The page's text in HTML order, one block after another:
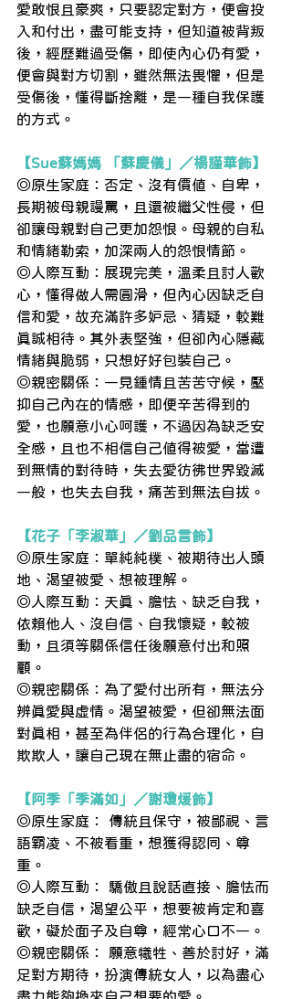
愛敢恨且豪爽，只要認定對方，便會投
入和付出，盡可能支持，但知道被背叛
後，經歷難過受傷，即使內心仍有愛，
便會與對方切割，雖然無法畏懼，但是
受傷後，懂得斷捨離，是一種自我保護
的方式。
【Sue蘇媽媽 「蘇慶儀」／楊謹華飾】
◎原生家庭：否定、沒有價值、自卑，
長期被母親謾罵，且還被繼父性侵，但
卻讓母親對自己更加怨恨。母親的自私
和情緒勒索，加深兩人的怨恨情節。
◎人際互動：展現完美，溫柔且討人歡
心，懂得做人需圓滑，但內心因缺乏自
信和愛，故充滿許多妒忌、猜疑，較難
真誠相待。其外表堅強，但卻內心隱藏
情緒與脆弱，只想好好包裝自己。
◎親密關係：一見鍾情且苦苦守候，壓
抑自己內在的情感，即便辛苦得到的
愛，也願意小心呵護，不過因為缺乏安
全感，且也不相信自己值得被愛，當遭
到無情的對待時，失去愛彷彿世界毀滅
一般，也失去自我，痛苦到無法自拔。
【花子「李淑華」／劉品言飾】
◎原生家庭：單純純樸、被期待出人頭
地、渴望被愛、想被理解。
◎人際互動：天真、膽怯、缺乏自我，
依賴他人、沒自信、自我懷疑，較被
動，且須等關係信任後願意付出和照
顧。
◎親密關係：為了愛付出所有，無法分
辨真愛與虛情。渴望被愛，但卻無法面
對真相，甚至為伴侶的行為合理化，自
欺欺人，讓自己現在無止盡的宿命。
【阿季「季滿如」／謝瓊煖飾】
◎原生家庭： 傳統且保守，被鄙視、言
語霸凌、不被看重，想獲得認同、尊
重。
◎人際互動： 驕傲且說話直接、膽怯而
缺乏自信，渴望公平，想要被肯定和喜
歡，礙於面子及自尊，經常心口不一。
◎親密關係： 願意犧牲、善於討好，滿
足對方期待，扮演傳統女人，以為盡心
盡力能夠換來自己想要的愛。